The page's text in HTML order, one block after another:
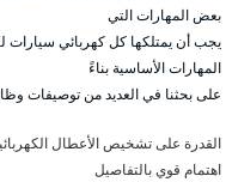
بعض المهارات التي
يجب أن يمتلكها كل كهربائي سيارات
المهارات الأساسية بناءً
على بحثنا في العديد من توصيفات
القدرة على تشخيص الأعطال
اهتمام قوي بالتفاصيل